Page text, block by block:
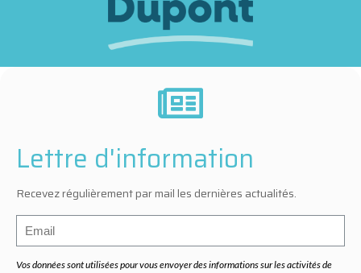
Lettre d'information
Recevez régulièrement par mail les dernières actualités.
Vos données sont utilisées pour vous envoyer des informations sur les activités de